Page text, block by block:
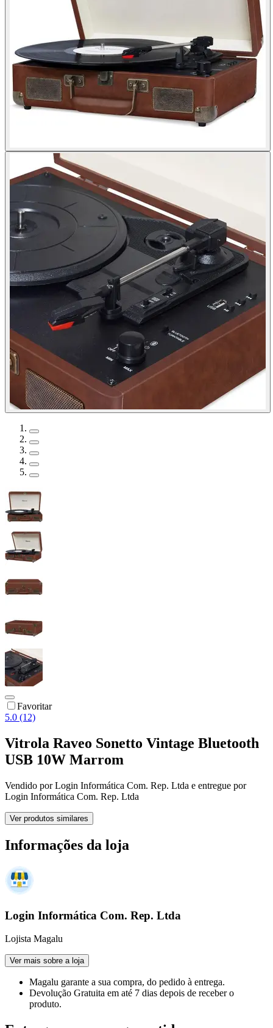
Favoritar
5.0 (12)
Vitrola Raveo Sonetto Vintage Bluetooth
USB 10W Marrom
Vendido porLogin Informática Com. Rep. Ltda e entregue por
Login Informática Com. Rep. Ltda
Ver produtos similares
Informações da loja
Login Informática Com. Rep. Ltda
Lojista Magalu
Ver mais sobre a loja
Magalu garante a sua compra, do pedido à entrega.
Devolução Gratuita em até 7 dias depois de receber o
produto.